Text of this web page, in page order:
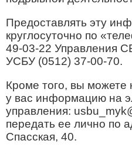
Предоставлять эту
круглосуточно по
49-03-22 Управления
УСБУ (0512) 37-00-70.
Кроме того, вы
у вас информацию на
управления:
передать ее лично по
Спасская, 40.